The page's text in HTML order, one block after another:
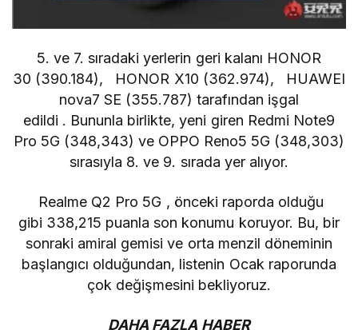
5. ve 7. sıradaki yerlerin geri kalanı HONOR
30 (390.184), HONOR X10 (362.974),
HUAWEI
nova7 SE (355.787) tarafından işgal
edildi . Bununla birlikte, yeni giren Redmi Note9
Pro 5G (348,343) ve OPPO Reno5 5G (348,303)
sırasıyla 8. ve 9. sırada yer alıyor.
Realme Q2 Pro 5G , önceki raporda olduğu
gibi 338,215 puanla son konumu koruyor. Bu, bir
sonraki amiral gemisi ve orta menzil döneminin
başlangıcı olduğundan, listenin Ocak raporunda
çok değişmesini bekliyoruz.
DAHA FAZLA HABER